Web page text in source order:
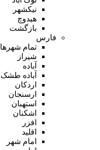
نیکشهر
هیدوچ
بازگشت
فارس
تمام شهر‌ها
شیراز
آباده
آباده طشک
اردکان
ارسنجان
استهبان
اشکنان
افزر
اقلید
امام شهر